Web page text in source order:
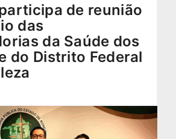
de reunião
das
da Saúde dos
do Distrito Federal